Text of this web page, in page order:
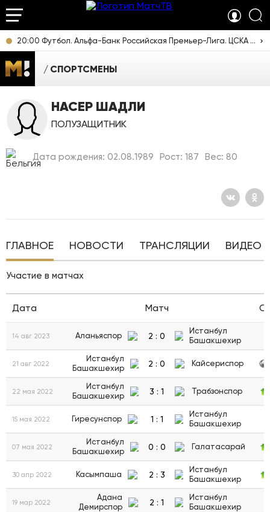
20:00 Футбол. Альфа-Банк Российская Премьер-Лига. ЦСКА - "Ростов" (Ростов-на-Дону). Прямая трансляция
СПОРТСМЕНЫ
НАСЕР ШАДЛИ
ПОЛУЗАЩИТНИК
Дата рождения: 02.08.1989 Рост: 187 Вес: 80
ГЛАВНОЕ НОВОСТИ ТРАНСЛЯЦИИ ВИДЕО
Участие в матчах
Дата Матч
14 авг 2023 Аланьяспор 2 : 0
Истанбул
Башакшехир
21 авг 2022
Истанбул
Башакшехир
2 : 0 Кайсериспор
22 мая 2022
Истанбул
Башакшехир
3 : 1 Трабзонспор
15 мая 2022 Гиресунспор 1 : 1
Истанбул
Башакшехир
07 мая 2022
Истанбул
Башакшехир
0 : 0 Галатасарай
30 апр 2022 Касымпаша 2 : 3
Истанбул
Башакшехир
19 мар 2022
Адана
Демирспор
2 : 1
Истанбул
Башакшехир